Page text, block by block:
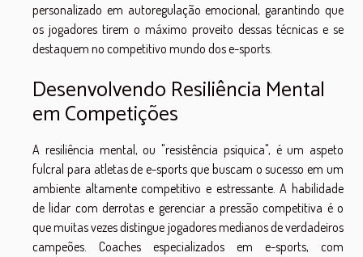
personalizado em autoregulação emocional, garantindo que
os jogadores tirem o máximo proveito dessas técnicas e se
destaquem no competitivo mundo dos e-sports.
Desenvolvendo Resiliência Mental
em Competições
A resiliência mental, ou "resistência psíquica", é um aspeto
fulcral para atletas de e-sports que buscam o sucesso em um
ambiente altamente competitivo e estressante. A habilidade
de lidar com derrotas e gerenciar a pressão competitiva é o
que muitas vezes distingue jogadores medianos de verdadeiros
campeões. Coaches especializados em e-sports, com